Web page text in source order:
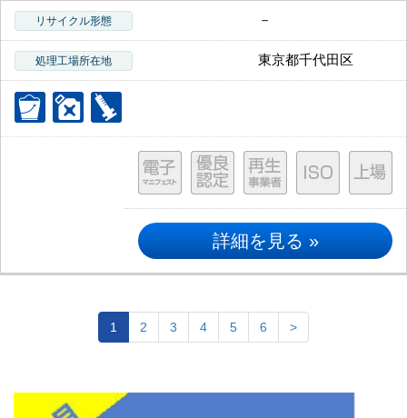
リサイクル形態 －
処理工場所在地 東京都千代田区
詳細を見る »
1 2 3 4 5 6 >